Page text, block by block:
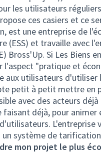
les utilisateurs réguliers
ces casiers et ce
est une entreprise de
(ESS) et travaille avec
Bross'Up. Si Les Biens
l'aspect "pratique et
aux utilisateurs d'utiliser
petit à petit mettre en
avec des acteurs déjà
déjà, pour animer
L'entreprise
système de
mon projet le plus